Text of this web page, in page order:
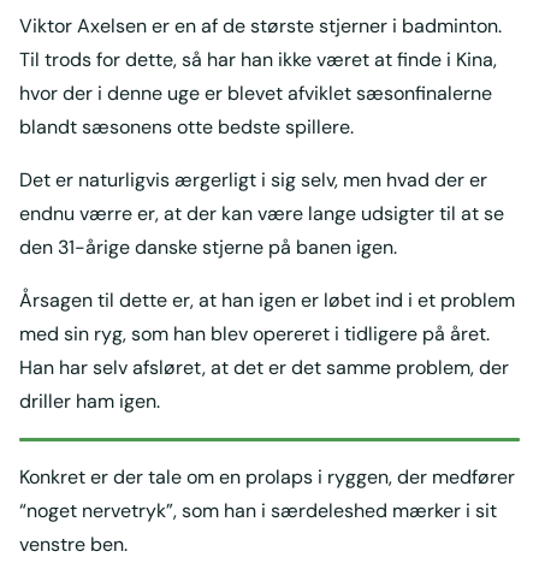
Viktor Axelsen er en af de største stjerner i badminton.
Til trods for dette, så har han ikke været at finde i Kina,
hvor der i denne uge er blevet afviklet sæsonfinalerne
blandt sæsonens otte bedste spillere.
Det er naturligvis ærgerligt i sig selv, men hvad der er
endnu værre er, at der kan være lange udsigter til at se
den 31-årige danske stjerne på banen igen.
Årsagen til dette er, at han igen er løbet ind i et problem
med sin ryg, som han blev opereret i tidligere på året.
Han har selv afsløret, at det er det samme problem, der
driller ham igen.
Konkret er der tale om en prolaps i ryggen, der medfører
“noget nervetryk”, som han i særdeleshed mærker i sit
venstre ben.